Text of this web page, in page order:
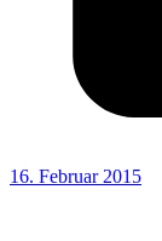
16. Februar 2015